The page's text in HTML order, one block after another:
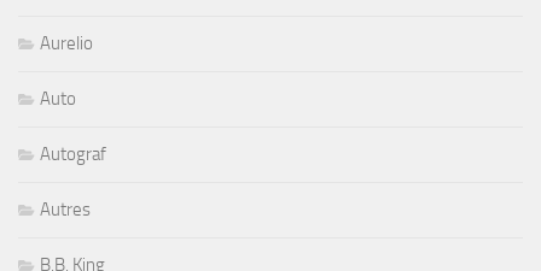
Aurelio
Auto
Autograf
Autres
B.B. King